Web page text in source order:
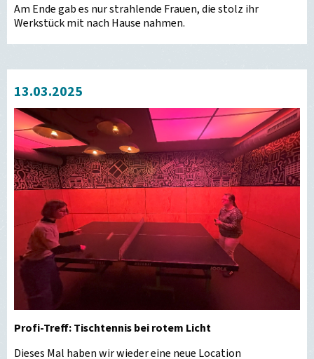
Am Ende gab es nur strahlende Frauen, die stolz ihr
Werkstück mit nach Hause nahmen.
13.03.2025
Profi-Treff: Tischtennis bei rotem Licht
Dieses Mal haben wir wieder eine neue Location